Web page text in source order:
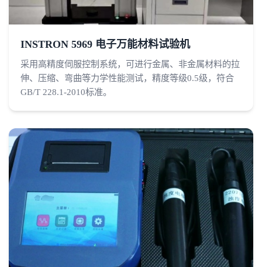
INSTRON 5969 电子万能材料试验机
采用高精度伺服控制系统，可进行金属、非金属材料的拉
伸、压缩、弯曲等力学性能测试，精度等级0.5级，符合
GB/T 228.1-2010标准。